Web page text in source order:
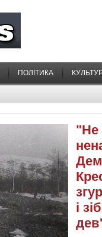
ПОЛІТИКА
"Не
і